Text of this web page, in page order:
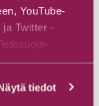
YouTube-
ja Twitter -
tiedot
johon
omalle
esim Teams-